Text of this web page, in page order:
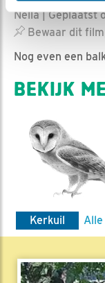
Nella | Geplaatst
Bewaar dit
Nog even een
BEKIJK
Kerkuil